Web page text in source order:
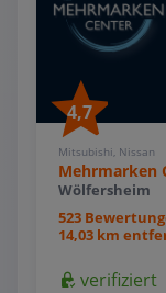
4,7
Mitsubishi, Nissan
Mehrmarken
Wölfersheim
523
14,03 km
verifiziert